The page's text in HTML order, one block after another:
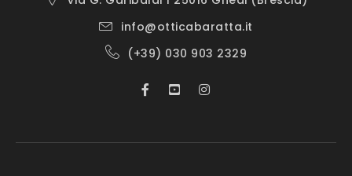
info@otticabaratta.it
(+39) 030 903 2329